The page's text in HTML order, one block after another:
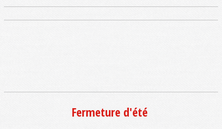
Fermeture d'été